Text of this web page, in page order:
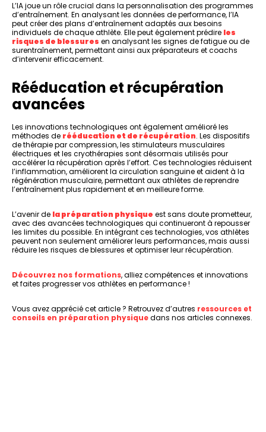
L’IA joue un rôle crucial dans la personnalisation des programmes
d’entraînement. En analysant les données de performance, l’IA
peut créer des plans d’entraînement adaptés aux besoins
individuels de chaque athlète. Elle peut également prédire les
risques de blessures en analysant les signes de fatigue ou de
surentraînement, permettant ainsi aux préparateurs et coachs
d’intervenir efficacement.
Rééducation et récupération
avancées
Les innovations technologiques ont également amélioré les
méthodes de rééducation et de récupération. Les dispositifs
de thérapie par compression, les stimulateurs musculaires
électriques et les cryothérapies sont désormais utilisés pour
accélérer la récupération après l’effort. Ces technologies réduisent
l’inflammation, améliorent la circulation sanguine et aident à la
régénération musculaire, permettant aux athlètes de reprendre
l’entraînement plus rapidement et en meilleure forme.
L’avenir de la préparation physique est sans doute prometteur,
avec des avancées technologiques qui continueront à repousser
les limites du possible. En intégrant ces technologies, vos athlètes
peuvent non seulement améliorer leurs performances, mais aussi
réduire les risques de blessures et optimiser leur récupération.
Découvrez nos formations, alliez compétences et innovations
et faites progresser vos athlètes en performance !
Vous avez apprécié cet article ? Retrouvez d’autres ressources et
conseils en préparation physiquedans nos articles connexes.